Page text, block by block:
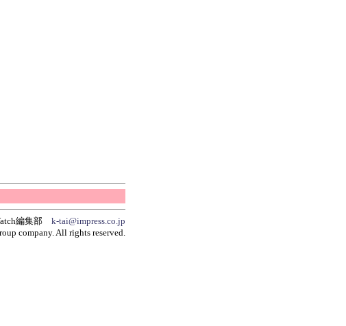
編集部 k-tai@impress.co.jp
company. All rights reserved.